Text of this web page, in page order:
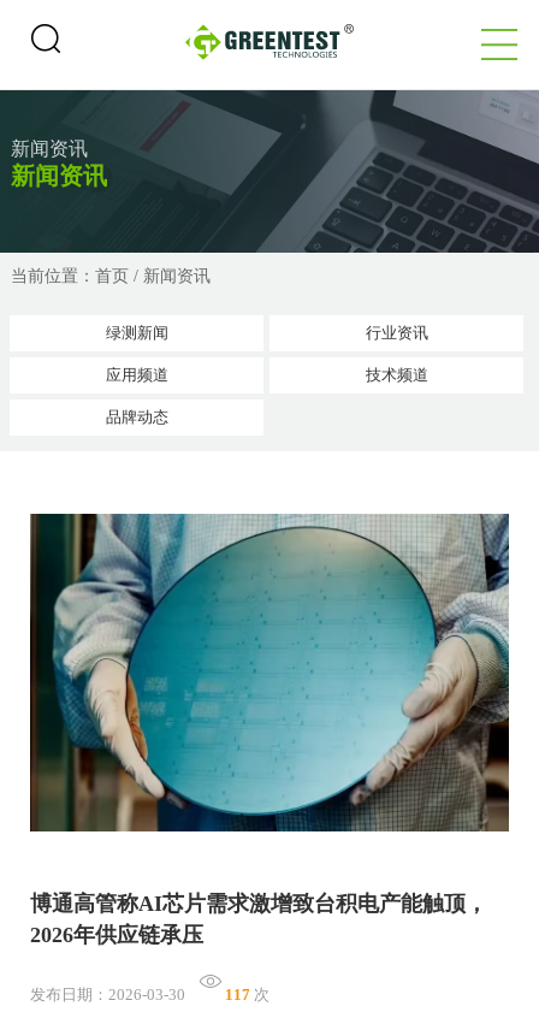
新闻资讯
新闻资讯
当前位置： 首页 / 新闻资讯
绿测新闻 行业资讯
应用频道 技术频道
品牌动态
博通高管称AI芯片需求激增致台积电产能触顶，
2026年供应链承压
发布日期：2026-03-30 117 次